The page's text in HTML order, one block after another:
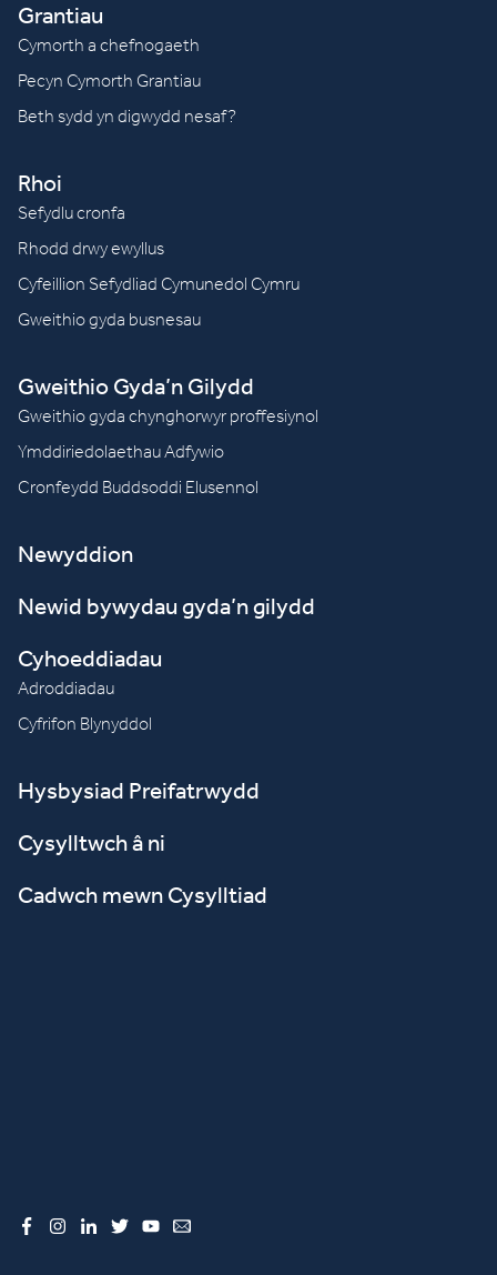
Grantiau
Cymorth a chefnogaeth
Pecyn Cymorth Grantiau
Beth sydd yn digwydd nesaf?
Rhoi
Sefydlu cronfa
Rhodd drwy ewyllus
Cyfeillion Sefydliad Cymunedol Cymru
Gweithio gyda busnesau
Gweithio Gyda’n Gilydd
Gweithio gyda chynghorwyr proffesiynol
Ymddiriedolaethau Adfywio
Cronfeydd Buddsoddi Elusennol
Newyddion
Newid bywydau gyda’n gilydd
Cyhoeddiadau
Adroddiadau
Cyfrifon Blynyddol
Hysbysiad Preifatrwydd
Cysylltwch â ni
Cadwch mewn Cysylltiad